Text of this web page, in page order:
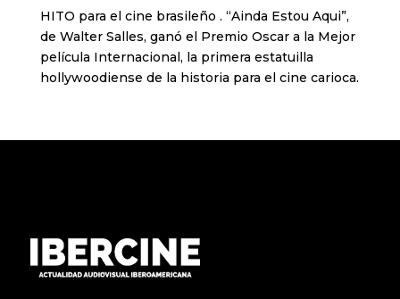
HITO para el cine brasileño . “Ainda Estou Aqui”,
de Walter Salles, ganó el Premio Oscar a la Mejor
película Internacional, la primera estatuilla
hollywoodiense de la historia para el cine carioca.